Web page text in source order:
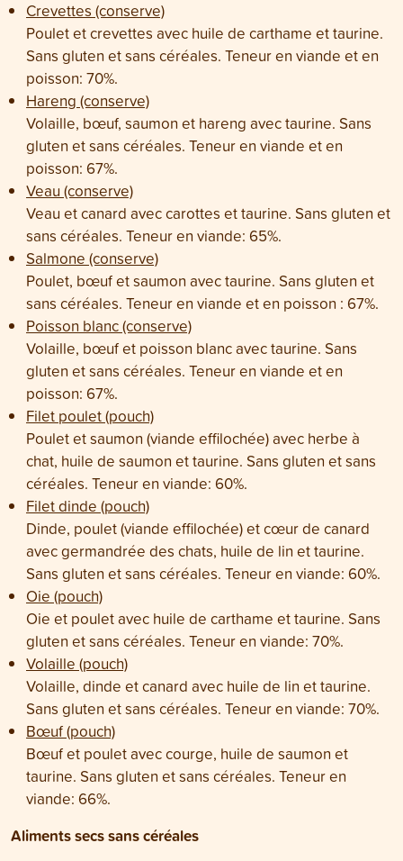
Crevettes (conserve)
Poulet et crevettes avec huile de carthame et taurine.
Sans gluten et sans céréales. Teneur en viande et en
poisson: 70%.
Hareng (conserve)
Volaille, bœuf, saumon et hareng avec taurine. Sans
gluten et sans céréales. Teneur en viande et en
poisson: 67%.
Veau (conserve)
Veau et canard avec carottes et taurine. Sans gluten et
sans céréales. Teneur en viande: 65%.
Salmone (conserve)
Poulet, bœuf et saumon avec taurine. Sans gluten et
sans céréales. Teneur en viande et en poisson : 67%.
Poisson blanc (conserve)
Volaille, bœuf et poisson blanc avec taurine. Sans
gluten et sans céréales. Teneur en viande et en
poisson: 67%.
Filet poulet (pouch)
Poulet et saumon (viande effilochée) avec herbe à
chat, huile de saumon et taurine. Sans gluten et sans
céréales. Teneur en viande: 60%.
Filet dinde (pouch)
Dinde, poulet (viande effilochée) et cœur de canard
avec germandrée des chats, huile de lin et taurine.
Sans gluten et sans céréales. Teneur en viande: 60%.
Oie (pouch)
Oie et poulet avec huile de carthame et taurine. Sans
gluten et sans céréales. Teneur en viande: 70%.
Volaille (pouch)
Volaille, dinde et canard avec huile de lin et taurine.
Sans gluten et sans céréales. Teneur en viande: 70%.
Bœuf (pouch)
Bœuf et poulet avec courge, huile de saumon et
taurine. Sans gluten et sans céréales. Teneur en
viande: 66%.
Aliments secs sans céréales